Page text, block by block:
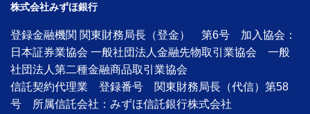
株式会社みずほ銀行
登録金融機関 関東財務局長（登金） 第6号 加入協会：
日本証券業協会 一般社団法人金融先物取引業協会 一般
社団法人第二種金融商品取引業協会
信託契約代理業 登録番号 関東財務局長（代信）第58
号 所属信託会社：みずほ信託銀行株式会社